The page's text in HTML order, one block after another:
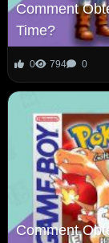
Comment
Time?
0 794 0
Comment